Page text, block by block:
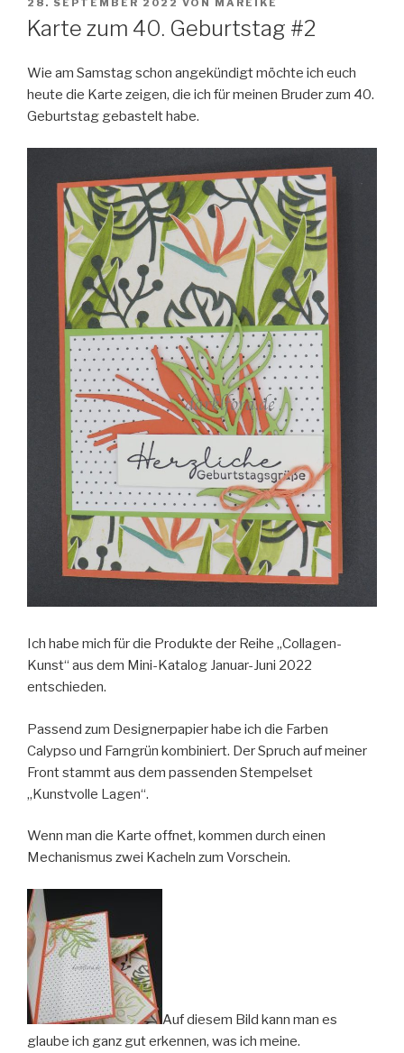
AM
28. SEPTEMBER 2022 VON MAREIKE
Karte zum 40. Geburtstag #2
Wie am Samstag schon angekündigt möchte ich euch
heute die Karte zeigen, die ich für meinen Bruder zum 40.
Geburtstag gebastelt habe.
Ich habe mich für die Produkte der Reihe „Collagen-
Kunst“ aus dem Mini-Katalog Januar-Juni 2022
entschieden.
Passend zum Designerpapier habe ich die Farben
Calypso und Farngrün kombiniert. Der Spruch auf meiner
Front stammt aus dem passenden Stempelset
„Kunstvolle Lagen“.
Wenn man die Karte offnet, kommen durch einen
Mechanismus zwei Kacheln zum Vorschein.
Auf diesem Bild kann man es
glaube ich ganz gut erkennen, was ich meine.